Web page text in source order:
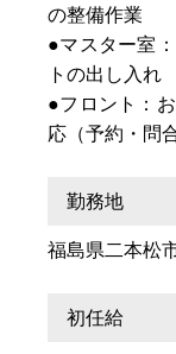
の整備作業
●マスター室
トの出し入れ
●フロント：
応（予約・問
勤務地
福島県二本松
初任給